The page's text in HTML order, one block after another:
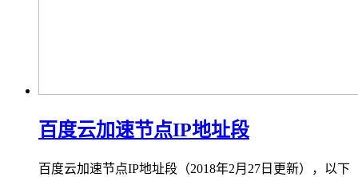
百度云加速节点IP地址段
百度云加速节点IP地址段（2018年2月27日更新），以下